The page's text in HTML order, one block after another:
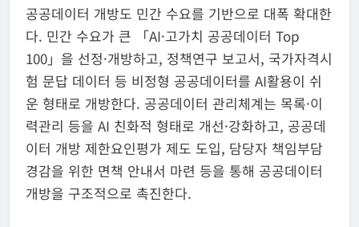
공공데이터 개방도 민간 수요를 기반으로 대폭 확대한
다. 민간 수요가 큰 「AI·고가치 공공데이터 Top
100」을 선정·개방하고, 정책연구 보고서, 국가자격시
험 문답 데이터 등 비정형 공공데이터를 AI활용이 쉬
운 형태로 개방한다. 공공데이터 관리체계는 목록·이
력관리 등을 AI 친화적 형태로 개선·강화하고, 공공데
이터 개방 제한요인평가 제도 도입, 담당자 책임부담
경감을 위한 면책 안내서 마련 등을 통해 공공데이터
개방을 구조적으로 촉진한다.